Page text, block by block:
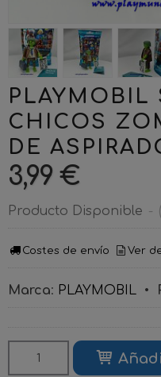
PLAYMOBIL
CHICOS
DE
3,99 €
Producto Disponible -
Costes de envío Ver
Marca: PLAYMOBIL •